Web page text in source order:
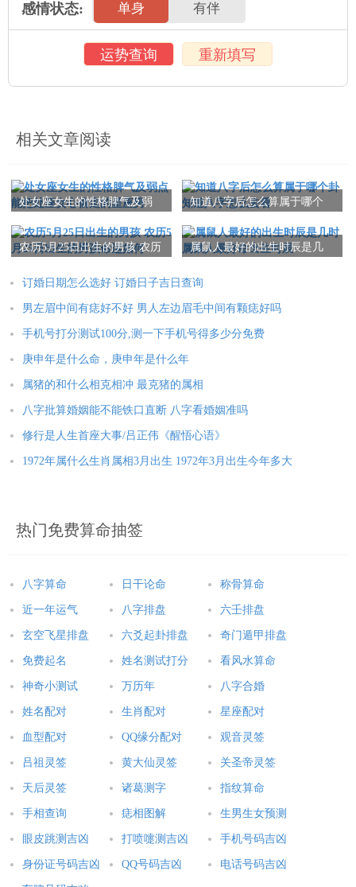
为在冲克太岁的年份，个人可以采取部分化解措施，以减少潜在
灾祸的可能性。可以在冲太岁之前提前做好准备，寻求专业人士
的指导，依据命理学的相关原理进行调整与化解。
个人的心态与行为也非常关键。保持积极、为积极的心态，注意
负面作用的发生。
解，转变挑战为机遇，从而顺利度过在这个阶段。
2025年运势
属鼠人2025年全年运势详解 属牛人2025年全年运势详解
属虎人2025年全年运势详解 属兔人2025年全年运势详解
属龙人2025年全年运势详解 属蛇人2025年全年运势详解
属马人2025年全年运势详解 属羊人2025年全年运势详解
感情状态: 单身 有伴
运势查询 重新填写
相关文章阅读
处女座女生的性格脾气及弱
男
知道八字后怎么算属于哪个
农历5月25日出生的男孩 农历
属鼠人最好的出生时辰是几
订婚日期怎么选好 订婚日子吉日查询
男左眉中间有痣好不好 男人左边眉毛中间有颗痣好吗
手机号打分测试100分,测一下手机号得多少分免费
庚申年是什么命，庚申年是什么年
属猪的和什么相克相冲 最克猪的属相
八字批算婚姻能不能铁口直断 八字看婚姻准吗
修行是人生首座大事/吕正伟《醒悟心语》
1972年属什么生肖属相3月出生 1972年3月出生今年多大
热门免费算命抽签
八字算命 日干论命 称骨算命
近一年运气 八字排盘 六壬排盘
玄空飞星排盘 六爻起卦排盘 奇门遁甲排盘
免费起名 姓名测试打分 看风水算命
神奇小测试 万历年 八字合婚
姓名配对 生肖配对 星座配对
血型配对 QQ缘分配对 观音灵签
吕祖灵签 黄大仙灵签 关圣帝灵签
天后灵签 诸葛测字 指纹算命
手相查询 痣相图解 生男生女预测
眼皮跳测吉凶 打喷嚏测吉凶 手机号码吉凶
身份证号码吉凶 QQ号码吉凶 电话号码吉凶